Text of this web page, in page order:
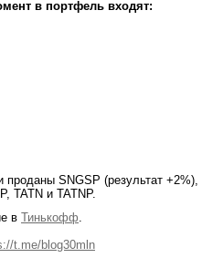
в портфель входят:
проданы SNGSP (результат
TATN и TATNP.
в Тинькофф
t.me/blog30mln